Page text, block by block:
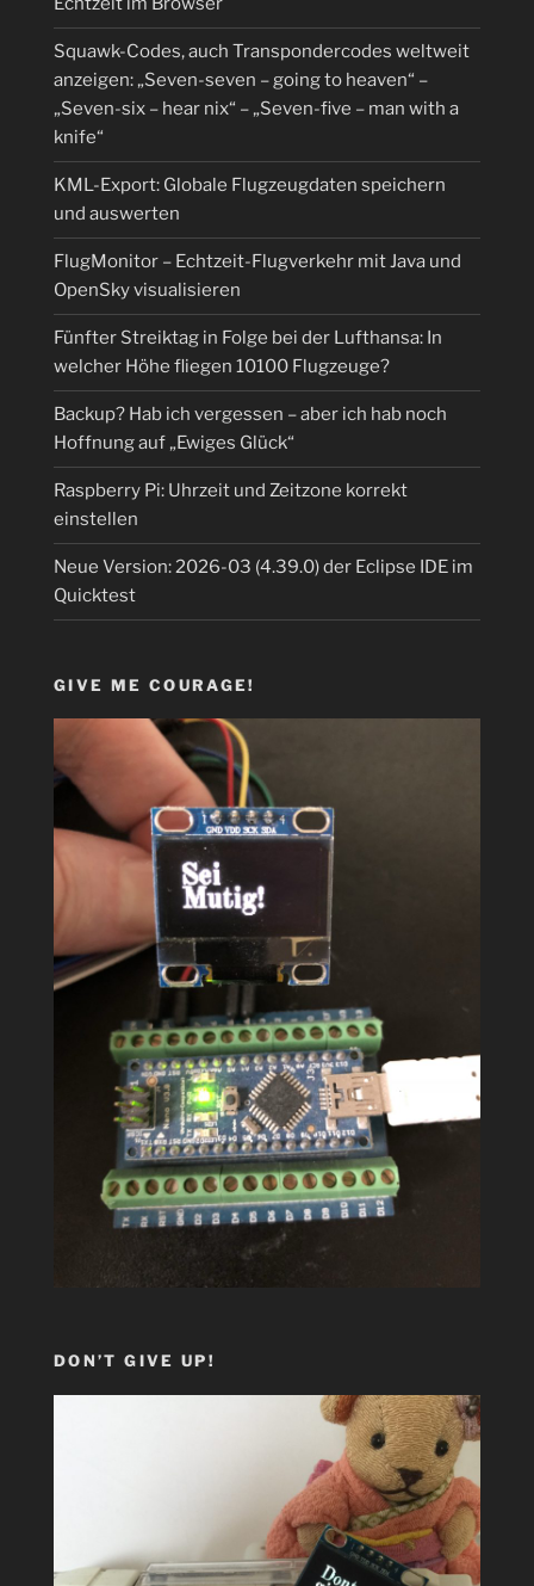
Squawk-Codes, auch Transpondercodes weltweit
anzeigen: „Seven-seven – going to heaven“ –
„Seven-six – hear nix“ – „Seven-five – man with a
knife“
KML-Export: Globale Flugzeugdaten speichern
und auswerten
FlugMonitor – Echtzeit-Flugverkehr mit Java und
OpenSky visualisieren
Fünfter Streiktag in Folge bei der Lufthansa: In
welcher Höhe fliegen 10100 Flugzeuge?
Backup? Hab ich vergessen – aber ich hab noch
Hoffnung auf „Ewiges Glück“
Raspberry Pi: Uhrzeit und Zeitzone korrekt
einstellen
Neue Version: 2026-03 (4.39.0) der Eclipse IDE im
Quicktest
GIVE ME COURAGE!
DON’T GIVE UP!